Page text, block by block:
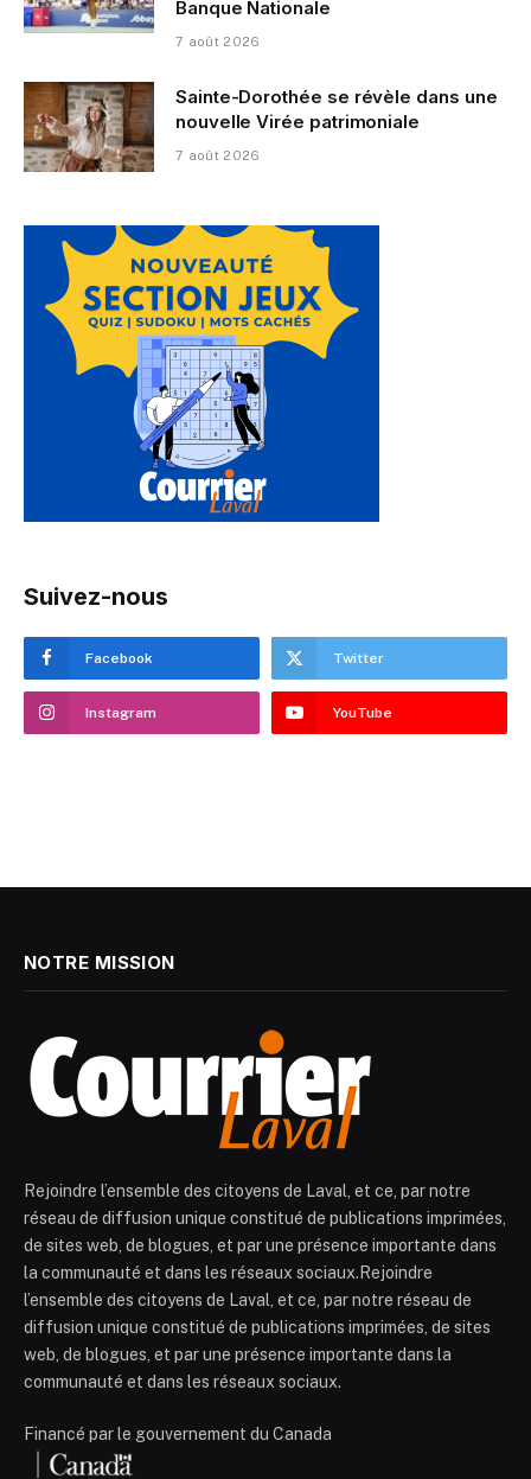
Banque Nationale
7 août 2026
Sainte-Dorothée se révèle dans une
nouvelle Virée patrimoniale
7 août 2026
Suivez-nous
Facebook Twitter
Instagram YouTube
NOTRE MISSION
Rejoindre l’ensemble des citoyens de Laval, et ce, par notre
réseau de diffusion unique constitué de publications imprimées,
de sites web, de blogues, et par une présence importante dans
la communauté et dans les réseaux sociaux.Rejoindre
l’ensemble des citoyens de Laval, et ce, par notre réseau de
diffusion unique constitué de publications imprimées, de sites
web, de blogues, et par une présence importante dans la
communauté et dans les réseaux sociaux.
Financé par le gouvernement du Canada